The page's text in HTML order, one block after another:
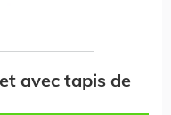
avec tapis de